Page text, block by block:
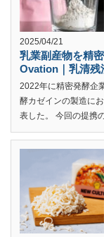
2025/04/21
乳業副産物を精
Ovation｜乳清残
2022年に精密発酵企
酵カゼインの製造に
表した。 今回の提携